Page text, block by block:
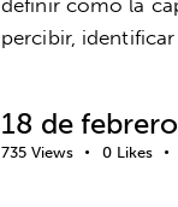
definir como la
percibir,
18 de
735 Views 0 Likes